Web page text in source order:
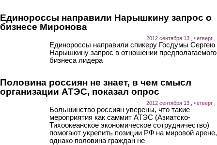
Единороссы направили Нарышкину запрос о
бизнесе Миронова
2012 сентября 13 , четверг ,
Единороссы направили спикеру Госдумы Сергею
Нарышкину запрос в отношении предполагаемого
бизнеса лидера
Половина россиян не знает, в чем смысл
организации АТЭС, показал опрос
2012 сентября 13 , четверг ,
Большинство россиян уверены, что такие
мероприятия как саммит АТЭС (Азиатско-
Тихоокеанское экономическое сотрудничество)
помогают укрепить позиции РФ на мировой арене,
однако половина граждан не